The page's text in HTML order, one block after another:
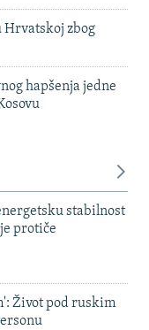
zbog
hapšenja jedne
stabilnost
protiče
Život pod ruskim